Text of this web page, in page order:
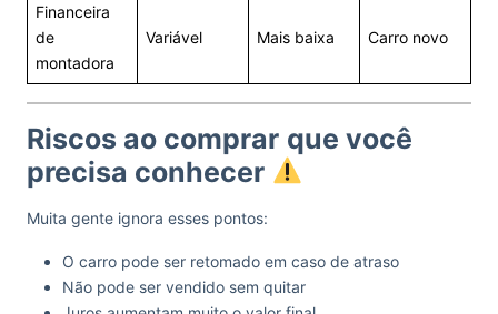
Financeira
de
montadora
Variável Mais baixa Carro novo
Riscos ao comprar que você
precisa conhecer
Muita gente ignora esses pontos:
O carro pode ser retomado em caso de atraso
Não pode ser vendido sem quitar